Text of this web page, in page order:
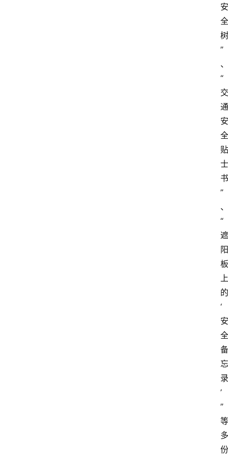
安
全
树
”
、
“
交
通
安
全
贴
士
书
”
、
“
遮
阳
板
上
的
‘
安
全
备
忘
录
’
”
等
多
份